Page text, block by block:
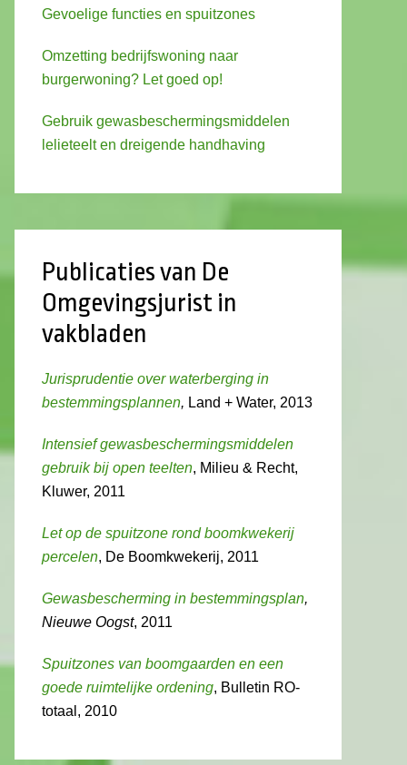
Gevoelige functies en spuitzones
Omzetting bedrijfswoning naar
burgerwoning? Let goed op!
Gebruik gewasbeschermingsmiddelen
lelieteelt en dreigende handhaving
Publicaties van De
Omgevingsjurist in
vakbladen
Jurisprudentie over waterberging in
bestemmingsplannen, Land + Water, 2013
Intensief gewasbeschermingsmiddelen
gebruik bij open teelten, Milieu & Recht,
Kluwer, 2011
Let op de spuitzone rond boomkwekerij
percelen, De Boomkwekerij, 2011
Gewasbescherming in bestemmingsplan,
Nieuwe Oogst, 2011
Spuitzones van boomgaarden en een
goede ruimtelijke ordening, Bulletin RO-
totaal, 2010